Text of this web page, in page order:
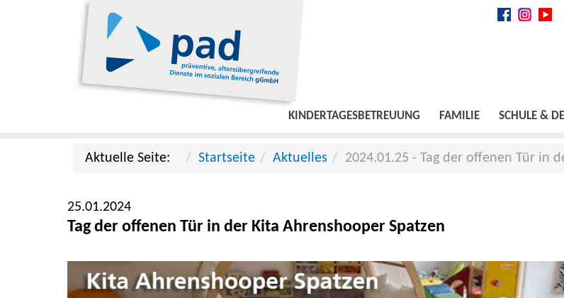
KINDERTAGESBETREUUNG FAMILIE SCHULE &
Aktuelle Seite: Startseite Aktuelles 2024.01.25 - Tag der offenen Tür in
25.01.2024
Tag der offenen Tür in der Kita Ahrenshooper Spatzen